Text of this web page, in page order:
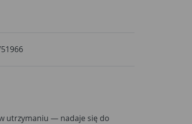
utrzymaniu — nadaje się do